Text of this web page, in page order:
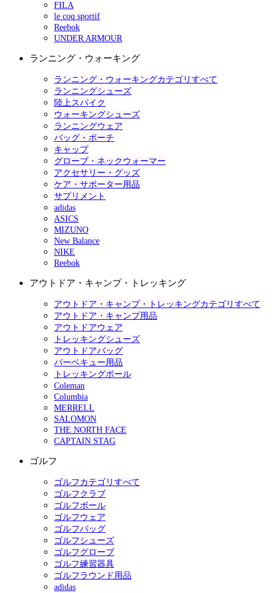
FILA
le coq sportif
Reebok
UNDER ARMOUR
ランニング・ウォーキング
ランニング・ウォーキングカテゴリすべて
ランニングシューズ
陸上スパイク
ウォーキングシューズ
ランニングウェア
バッグ・ポーチ
キャップ
グローブ・ネックウォーマー
アクセサリー・グッズ
ケア・サポーター用品
サプリメント
adidas
ASICS
MIZUNO
New Balance
NIKE
Reebok
アウトドア・キャンプ・トレッキング
アウトドア・キャンプ・トレッキングカテゴリすべて
アウトドア・キャンプ用品
アウトドアウェア
トレッキングシューズ
アウトドアバッグ
バーベキュー用品
トレッキングポール
Coleman
Columbia
MERRELL
SALOMON
THE NORTH FACE
CAPTAIN STAG
ゴルフ
ゴルフカテゴリすべて
ゴルフクラブ
ゴルフボール
ゴルフウェア
ゴルフバッグ
ゴルフシューズ
ゴルフグローブ
ゴルフ練習器具
ゴルフラウンド用品
adidas